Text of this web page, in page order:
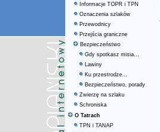
Informacje TOPR i TPN
Oznaczenia szlaków
Przewodnicy
Przejścia graniczne
Bezpieczeństwo
Gdy spotkasz misia...
Lawiny
Ku przestrodze...
Bezpieczeństwo, porady
Zwierzę na szlaku
Schroniska
O Tatrach
TPN i TANAP